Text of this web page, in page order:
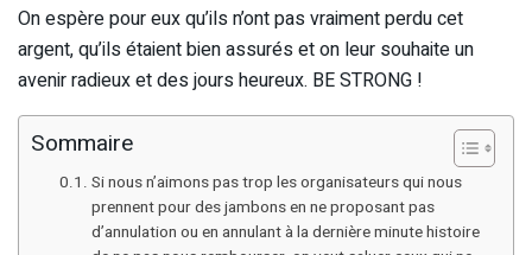
On espère pour eux qu’ils n’ont pas vraiment perdu cet
argent, qu’ils étaient bien assurés et on leur souhaite un
avenir radieux et des jours heureux. BE STRONG !
Sommaire
Si nous n’aimons pas trop les organisateurs qui nous
prennent pour des jambons en ne proposant pas
d’annulation ou en annulant à la dernière minute histoire